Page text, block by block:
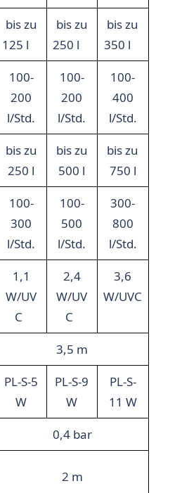
bis zu
125 l
bis zu
250 l
bis zu
350 l
100-
200
l/Std.
100-
200
l/Std.
100-
400
l/Std.
bis zu
250 l
bis zu
500 l
bis zu
750 l
100-
300
l/Std.
100-
500
l/Std.
300-
800
l/Std.
1,1
W/UV
C
2,4
W/UV
C
3,6
W/UVC
3,5 m
PL-S-5
W
PL-S-9
W
PL-S-
11 W
0,4 bar
2 m